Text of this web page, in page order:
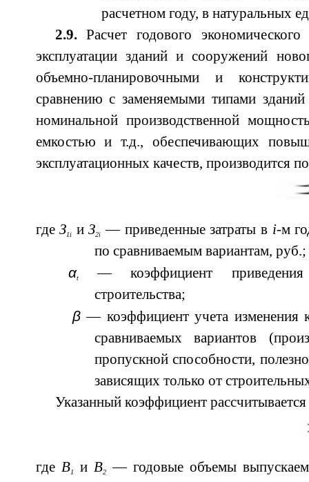
расчетном году, в натуральных
2.9.Расчет годового
эксплуатации зданий и сооружений
объемно-планировочными и
сравнению с заменяемыми типами
номинальной производственной
емкостью и т.д., обеспечивающих
эксплуатационных качеств, производится
гдеЗ1i иЗ2i — приведенные затраты в i-м
по сравниваемым вариантам, руб.;
αt
— коэффициент
строительства;
β— коэффициент учета изменения
сравниваемых вариантов
пропускной способности,
зависящих только от
Указанный коэффициент
где B1 и В2— годовые объемы